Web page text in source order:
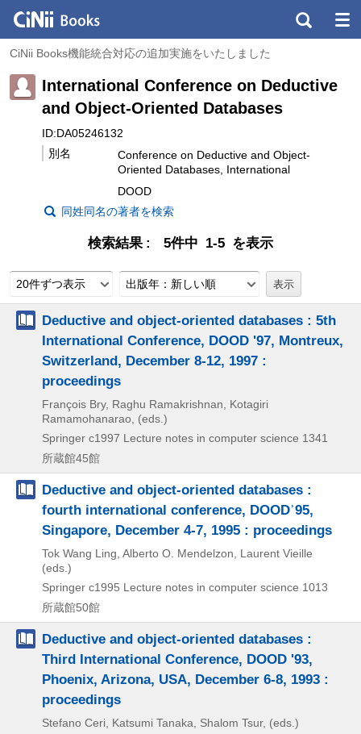
CiNii Books機能統合対応の追加実施をいたしました
International Conference on Deductive
and Object-Oriented Databases
ID:DA05246132
別名
Conference on Deductive and Object-
Oriented Databases, International
DOOD
同姓同名の著者を検索
検索結果 5件中 1-5 を表示
20件ずつ表示 出版年：新しい順
Deductive and object-oriented databases : 5th
International Conference, DOOD '97, Montreux,
Switzerland, December 8-12, 1997 :
proceedings
François Bry, Raghu Ramakrishnan, Kotagiri
Ramamohanarao, (eds.)
Springer c1997 Lecture notes in computer science 1341
所蔵館45館
Deductive and object-oriented databases :
fourth international conference, DOODʾ95,
Singapore, December 4-7, 1995 : proceedings
Tok Wang Ling, Alberto O. Mendelzon, Laurent Vieille
(eds.)
Springer c1995 Lecture notes in computer science 1013
所蔵館50館
Deductive and object-oriented databases :
Third International Conference, DOOD '93,
Phoenix, Arizona, USA, December 6-8, 1993 :
proceedings
Stefano Ceri, Katsumi Tanaka, Shalom Tsur, (eds.)